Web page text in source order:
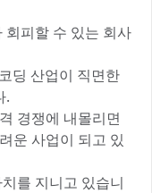
회피할 수 있는 회사
딩 산업이 직면한
.
경쟁에 내몰리면
운 사업이 되고 있
를 지니고 있습니